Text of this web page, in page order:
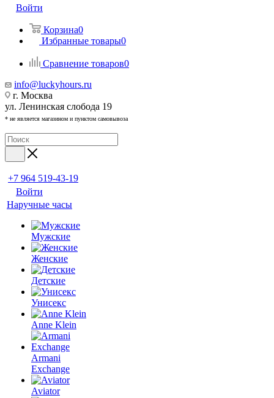
Войти
Корзина0
Избранные товары0
Сравнение товаров0
info@luckyhours.ru
г. Москва
ул. Ленинская слобода 19
* не является магазином и пунктом самовывоза
+7 964 519-43-19
Войти
Наручные часы
Мужские
Женские
Детские
Унисекс
Anne Klein
Armani
Exchange
Aviator